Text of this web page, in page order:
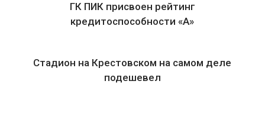
ГК ПИК присвоен рейтинг
кредитоспособности «А»
Стадион на Крестовском на самом деле
подешевел